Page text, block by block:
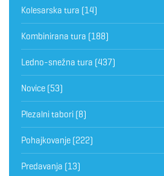
Kolesarska tura (14)
Kombinirana tura (188)
Ledno-snežna tura (437)
Novice (53)
Plezalni tabori (8)
Pohajkovanje (222)
Predavanja (13)